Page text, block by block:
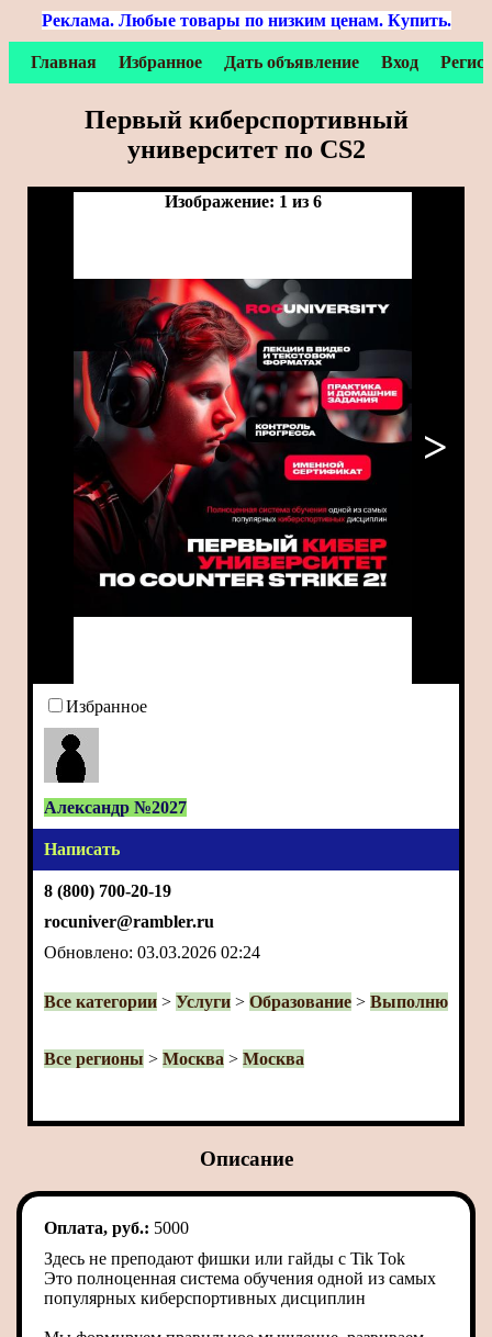
Реклама. Любые товары по низким ценам. Купить.
Главная Избранное Дать объявление Вход
Первый киберспортивный
университет по CS2
Изображение: 1 из 6
>
Избранное
Александр №2027
Написать
8 (800) 700-20-19
rocuniver@rambler.ru
Обновлено: 03.03.2026 02:24
Все категории > Услуги > Образование > Выполню
Все регионы > Москва > Москва
Описание
Оплата, руб.: 5000
Здесь не преподают фишки или гайды с Tik Tok
Это полноценная система обучения одной из самых
популярных киберспортивных дисциплин